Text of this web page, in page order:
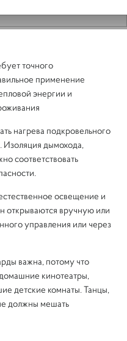
существующей крыши
точного
применение
энергии и
нагрева подкровельного
Изоляция дымохода,
соответствовать
освещение и
открываются вручную или
управления или через
важна, потому что
кинотеатры,
детские комнаты. Танцы,
должны мешать